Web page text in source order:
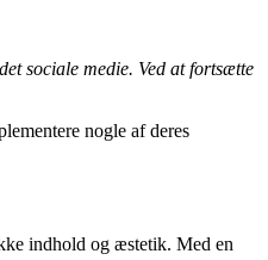
sociale medie. Ved at fortsætte
nogle af deres
indhold og æstetik. Med en